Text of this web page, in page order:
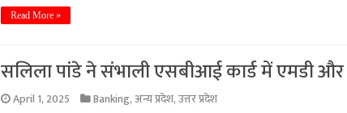
Read More »
सलिला पांडे ने संभाली एसबीआई कार्ड में एमडी और
April 1, 2025 Banking,अन्य प्रदेश,उत्तर प्रदेश